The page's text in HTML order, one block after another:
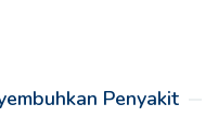
Penyakit